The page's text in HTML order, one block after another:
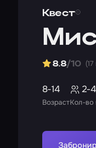
Квест
8.8/10
Возраст
8-14
Кол-во
2-4